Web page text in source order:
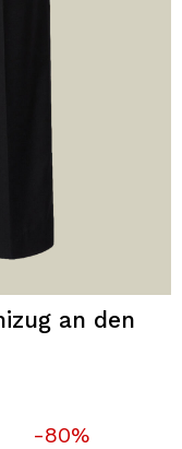
an den
-80%